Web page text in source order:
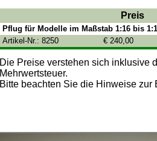
Preis
Pflug für Modelle im Maßstab 1:16 bis
Artikel-Nr.: 8250
€ 240,00
Die Preise verstehen sich inklusive
Mehrwertsteuer.
Bitte beachten Sie die Hinweise zur